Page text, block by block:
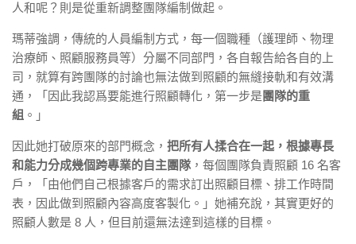
人和呢？則是從重新調整團隊編制做起。
瑪蒂強調，傳統的人員編制方式，每一個職種（護理師、物理
治療師、照顧服務員等）分屬不同部門，各自報告給各自的上
司，就算有跨團隊的討論也無法做到照顧的無縫接軌和有效溝
通，「因此我認爲要能進行照顧轉化，第一步是 團隊的重
組 。」
因此她打破原來的部門概念， 把所有人揉合在一起，根據專長
和能力分成幾個跨專業的自主團隊，每個團隊負責照顧 16 名客
戶，「由他們自己根據客戶的需求訂出照顧目標、排工作時間
表，因此做到照顧內容高度客製化。」她補充說，其實更好的
照顧人數是 8 人，但目前還無法達到這樣的目標。